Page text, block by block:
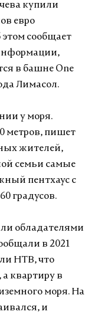
купили
евро
сообщает
в башне One
Лимасол.
у моря.
метров, пишет
жителей,
семьи самые
пентхаус с
градусов.
обладателями
в 2021
НТВ, что
квартиру в
моря. На
и